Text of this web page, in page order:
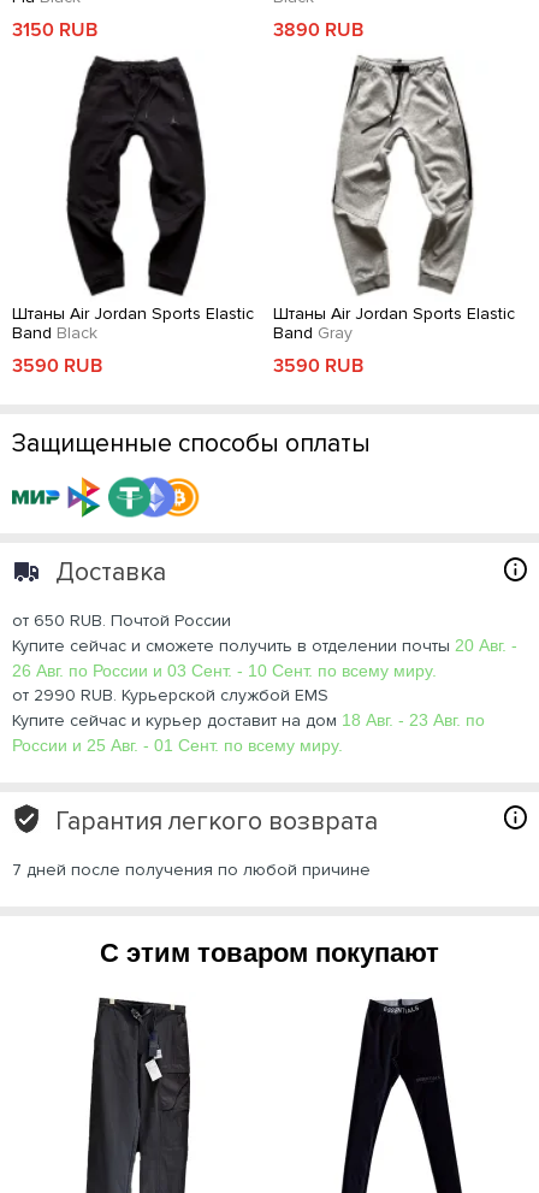
3150 RUB 3890 RUB
Штаны Air Jordan Sports Elastic
Band Black
3590 RUB
Штаны Air Jordan Sports Elastic
Band Gray
3590 RUB
Защищенные способы оплаты
Доставка
от 650 RUB. Почтой России
Купите сейчас и сможете получить в отделении почты 20 Авг. -
26 Авг. по России и 03 Сент. - 10 Сент. по всему миру.
от 2990 RUB. Курьерской службой EMS
Купите сейчас и курьер доставит на дом 18 Авг. - 23 Авг. по
России и 25 Авг. - 01 Сент. по всему миру.
Гарантия легкого возврата
7 дней после получения по любой причине
С этим товаром покупают